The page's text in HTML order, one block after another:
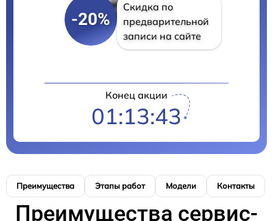
-20%
Скидка по
предварительной
записи на сайте
Конец акции
01:13:43
Преимущества Этапы работ Модели Контакты
Преимущества сервис-